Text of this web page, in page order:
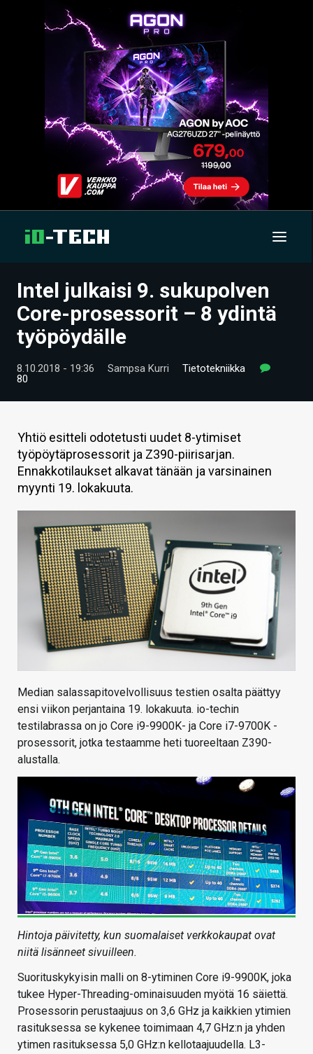
UUTISET
ARTIKKELIT
VIDEOT
HINTA.FI
KAUPPA
VAIHDA TEEMA
HAKU
Intel julkaisi 9. sukupolven
Core-prosessorit – 8 ydintä
työpöydälle
8.10.2018 - 19:36 Sampsa Kurri
Tietotekniikka
80
Yhtiö esitteli odotetusti uudet 8-ytimiset
työpöytäprosessorit ja Z390-piirisarjan.
Ennakkotilaukset alkavat tänään ja varsinainen
myynti 19. lokakuuta.
Median salassapitovelvollisuus testien osalta päättyy
ensi viikon perjantaina 19. lokakuuta. io-techin
testilabrassa on jo Core i9-9900K- ja Core i7-9700K -
prosessorit, jotka testaamme heti tuoreeltaan Z390-
alustalla.
Hintoja päivitetty, kun suomalaiset verkkokaupat ovat
niitä lisänneet sivuilleen.
Suorituskykyisin malli on 8-ytiminen Core i9-9900K, joka
tukee Hyper-Threading-ominaisuuden myötä 16 säiettä.
Prosessorin perustaajuus on 3,6 GHz ja kaikkien ytimien
rasituksessa se kykenee toimimaan 4,7 GHz:n ja yhden
ytimen rasituksessa 5,0 GHz:n kellotaajuudella. L3-